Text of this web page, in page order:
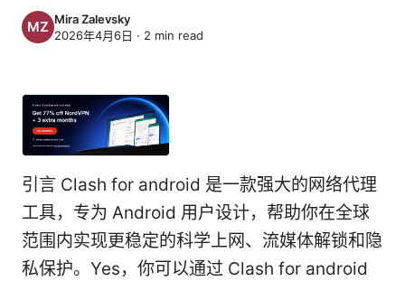
Mira Zalevsky
2026年4月6日 · 2 min read
引言 Clash for android 是一款强大的网络代理
工具，专为 Android 用户设计，帮助你在全球
范围内实现更稳定的科学上网、流媒体解锁和隐
私保护。Yes，你可以通过 Clash for android